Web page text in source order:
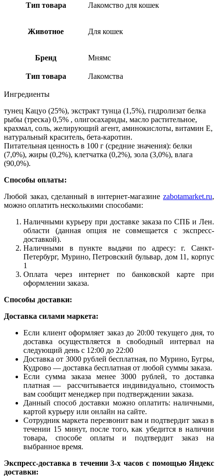
Тип товара Лакомство для кошек
Животное Для кошек
Бренд Мнямс
Тип товара Лакомства
Ингредиенты
тунец Кацуо (25%), экстракт тунца (1,5%), гидролизат белка
рыбы (треска) 0,5% , олигосахариды, масло растительное,
крахмал, соль, желирующий агент, аминокислоты, витамин Е,
натуральный краситель, бета-каротин.
Питательная ценность в 100 г (средние значения): белки
(7,0%), жиры (0,2%), клетчатка (0,2%), зола (3,0%), влага
(90,0%).
Способы оплаты:
Любой заказ, сделанный в интернет-магазине zabotamarket.ru,
можно оплатить несколькими способами:
Наличными курьеру при доставке заказа по СПБ и Лен.
области (данная опция не совмещается с экспресс-
доставкой).
Наличными в пункте выдачи по адресу: г. Санкт-
Петербург, Мурино, Петровский бульвар, дом 11, корпус
1
Оплата через интернет по банковской карте при
оформлении заказа.
Способы доставки:
Доставка силами маркета:
Если клиент оформляет заказ до 20:00 текущего дня, то
доставка осуществляется в свободный интервал на
следующий день с 12:00 до 22:00
Доставка от 3000 рублей бесплатная, по Мурино, Бугры,
Кудрово — доставка бесплатная от любой суммы заказа.
Если сумма заказа менее 3000 рублей, то доставка
платная — рассчитывается индивидуально, стоимость
вам сообщит менеджер при подтверждении заказа.
Данный способ доставки можно оплатить: наличными,
картой курьеру или онлайн на сайте.
Сотрудник маркета перезвонит вам и подтвердит заказ в
течении 15 минут, после того, как убедится в наличии
товара, способе оплаты и подтвердит заказ на
выбранное время.
Экспресс-доставка в течении 3-х часов с помощью Яндекс
доставки: